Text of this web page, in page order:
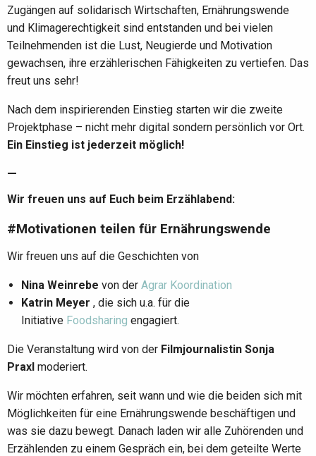
Zugängen auf solidarisch Wirtschaften, Ernährungswende
und Klimagerechtigkeit sind entstanden und bei vielen
Teilnehmenden ist die Lust, Neugierde und Motivation
gewachsen, ihre erzählerischen Fähigkeiten zu vertiefen. Das
freut uns sehr!
Nach dem inspirierenden Einstieg starten wir die zweite
Projektphase – nicht mehr digital sondern persönlich vor Ort.
Ein Einstieg ist jederzeit möglich!
—
Wir freuen uns auf Euch beim Erzählabend:
#Motivationen teilen für Ernährungswende
Wir freuen uns auf die Geschichten von
Nina Weinrebe von der Agrar Koordination
Katrin Meyer , die sich u.a. für die
Initiative Foodsharing engagiert.
Die Veranstaltung wird von der Filmjournalistin Sonja
Praxl moderiert.
Wir möchten erfahren, seit wann und wie die beiden sich mit
Möglichkeiten für eine Ernährungswende beschäftigen und
was sie dazu bewegt. Danach laden wir alle Zuhörenden und
Erzählenden zu einem Gespräch ein, bei dem geteilte Werte